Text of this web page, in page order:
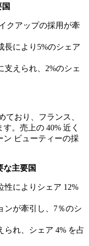
クアップの採用が牽
長により5%のシェア
支えられ、2%のシェ
ており、フランス、
。売上の 40% 近く
ン ビューティーの採
な主要国
性によりシェア 12%
ンが牽引し、7％のシ
られ、シェア 4% を占